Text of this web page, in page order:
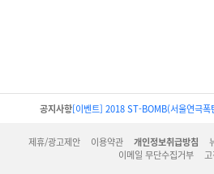
공지사항[이벤트] 2018 ST-BOMB(서울연극폭
제휴/광고제안 이용약관 개인정보취급방침
이메일 무단수집거부